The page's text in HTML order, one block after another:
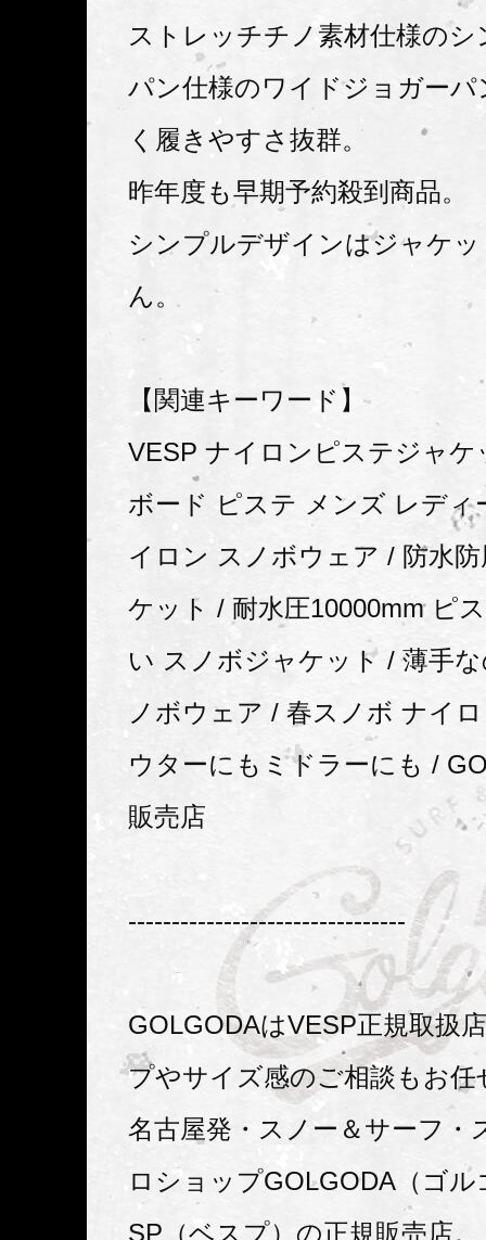
ストレッチチノ素材仕様の
パン仕様のワイドジョガー
く履きやすさ抜群。
昨年度も早期予約殺到商品。
シンプルデザインはジャケ
ん。
【関連キーワード】
VESP ナイロンピステジャケ
ボード ピステ メンズ レディ
イロン スノボウェア / 防水
ケット / 耐水圧10000mm ピ
い スノボジャケット / 薄手
ノボウェア / 春スノボ ナイ
ウターにもミドラーにも /
販売店
--------------------------------
GOLGODAはVESP正規取扱
プやサイズ感のご相談もお
名古屋発・スノー＆サーフ・
ロショップGOLGODA（ゴ
SP（ベスプ）の正規販売店。